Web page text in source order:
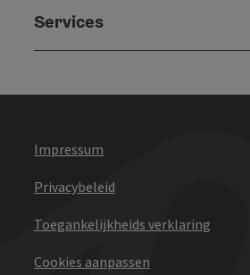
Services
Impressum
Privacybeleid
Toegankelijkheids verklaring
Cookies aanpassen